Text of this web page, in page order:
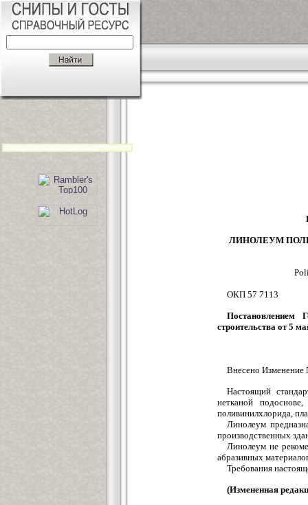
ЛИНОЛЕУМ
ОКП 57 7113
Постановлением
строительства от 5
Внесено
Настоящий
нетканой
поливинилхлорида,
Линолеум
производственных
Линолеум не
абразивных
Требования
(Измененная